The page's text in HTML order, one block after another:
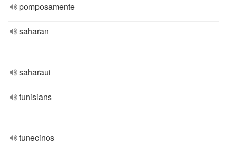
pomposamente
saharan
saharaui
tunisians
tunecinos